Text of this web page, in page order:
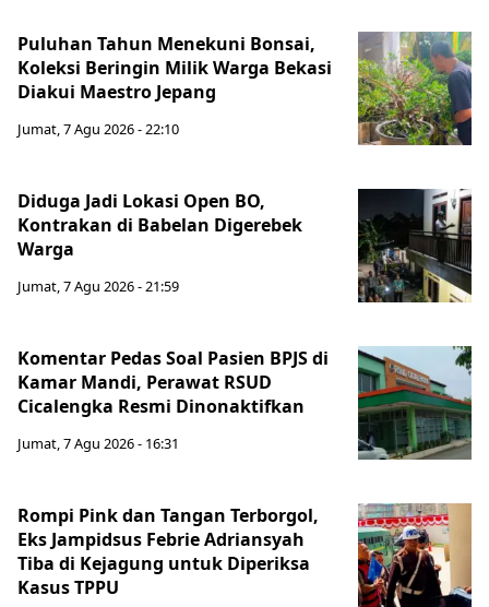
Puluhan Tahun Menekuni Bonsai,
Koleksi Beringin Milik Warga Bekasi
Diakui Maestro Jepang
Jumat, 7 Agu 2026 - 22:10
Diduga Jadi Lokasi Open BO,
Kontrakan di Babelan Digerebek
Warga
Jumat, 7 Agu 2026 - 21:59
Komentar Pedas Soal Pasien BPJS di
Kamar Mandi, Perawat RSUD
Cicalengka Resmi Dinonaktifkan
Jumat, 7 Agu 2026 - 16:31
Rompi Pink dan Tangan Terborgol,
Eks Jampidsus Febrie Adriansyah
Tiba di Kejagung untuk Diperiksa
Kasus TPPU